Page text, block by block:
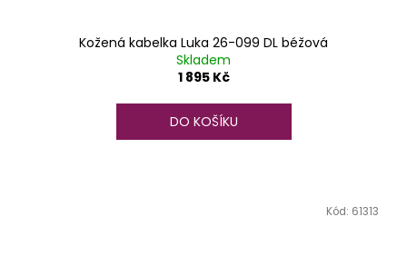
Kožená kabelka Luka 26-099 DL béžová
Skladem
1 895 Kč
DO KOŠÍKU
Kód: 61313